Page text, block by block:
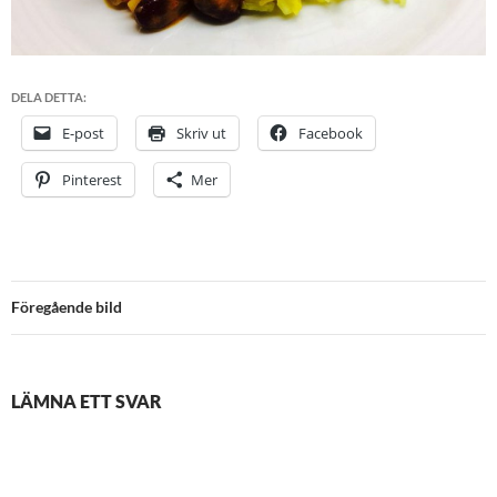
DELA DETTA:
E-post Skriv ut Facebook
Pinterest Mer
Föregående bild
LÄMNA ETT SVAR